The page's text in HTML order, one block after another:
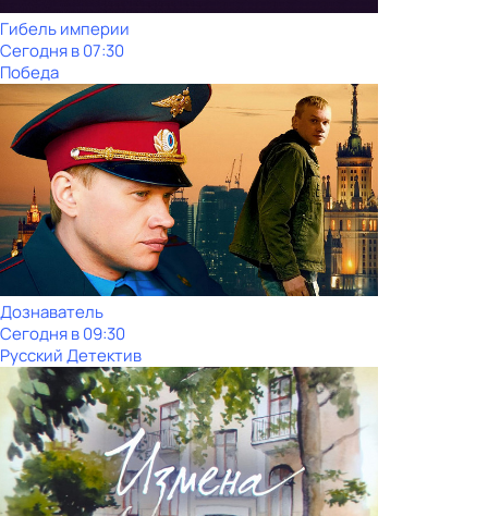
Гибель империи
Сегодня в 07:30
Победа
Дознаватель
Сегодня в 09:30
Русский Детектив